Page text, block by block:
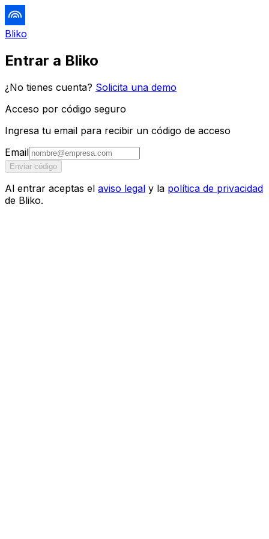
Bliko
Entrar a Bliko
¿No tienes cuenta? Solicita una demo
Acceso por código seguro
Ingresa tu email para recibir un código de acceso
Email
Enviar código
Al entrar aceptas el aviso legal y la política de privacidad
de Bliko.